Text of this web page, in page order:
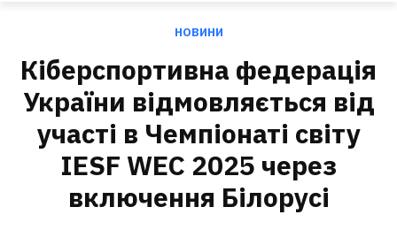
НОВИНИ
Кіберспортивна федерація
України відмовляється від
участі в Чемпіонаті світу
IESF WEC 2025 через
включення Білорусі